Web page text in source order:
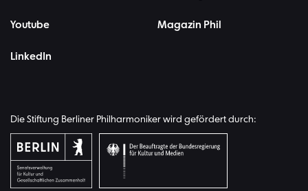
Youtube
LinkedIn
Magazin Phil
Die Stiftung Berliner Philharmoniker wird gefördert durch: